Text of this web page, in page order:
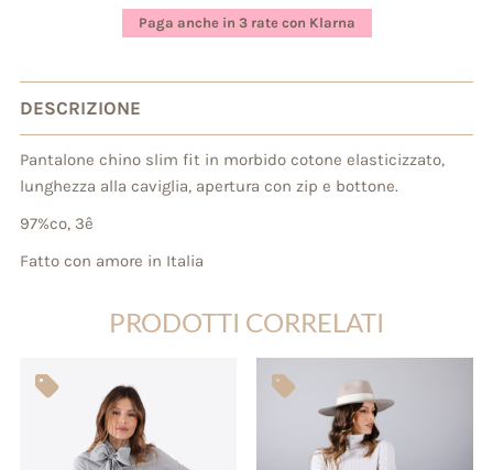
Paga anche in 3 rate con Klarna
DESCRIZIONE
Pantalone chino slim fit in morbido cotone elasticizzato,
lunghezza alla caviglia, apertura con zip e bottone.
97%co, 3ê
Fatto con amore in Italia
PRODOTTI CORRELATI